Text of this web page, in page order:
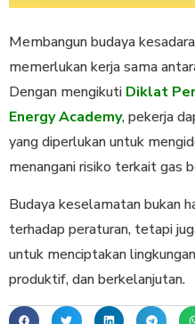
Membangun budaya
memerlukan kerja sama
Dengan mengikuti Diklat
Energy Academy, pekerja
yang diperlukan untuk
menangani risiko terkait gas
Budaya keselamatan bukan
terhadap peraturan, tetapi
untuk menciptakan
produktif, dan berkelanjutan.